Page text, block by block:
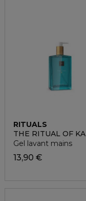
RITUALS
THE RITUAL OF
Gel lavant mains
13,90 €